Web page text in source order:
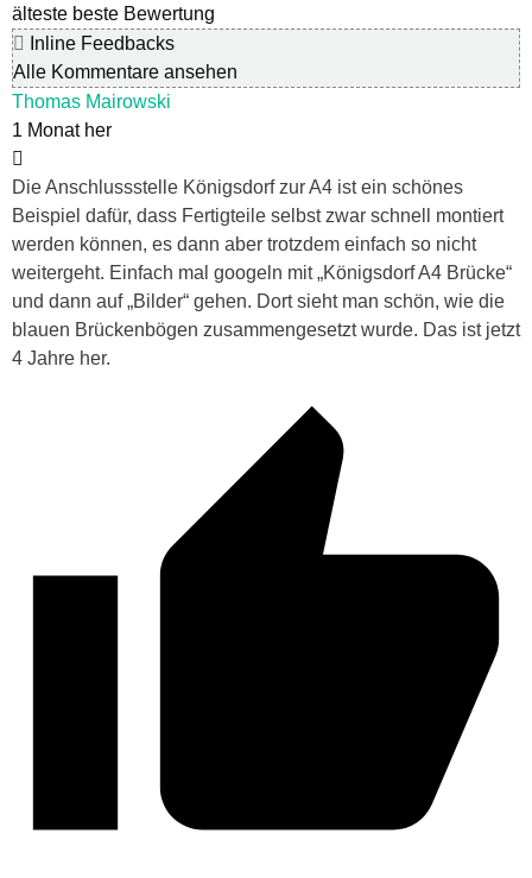
älteste beste Bewertung
Inline Feedbacks
Alle Kommentare ansehen
Thomas Mairowski
1 Monat her
Die Anschlussstelle Königsdorf zur A4 ist ein schönes
Beispiel dafür, dass Fertigteile selbst zwar schnell montiert
werden können, es dann aber trotzdem einfach so nicht
weitergeht. Einfach mal googeln mit „Königsdorf A4 Brücke“
und dann auf „Bilder“ gehen. Dort sieht man schön, wie die
blauen Brückenbögen zusammengesetzt wurde. Das ist jetzt
4 Jahre her.